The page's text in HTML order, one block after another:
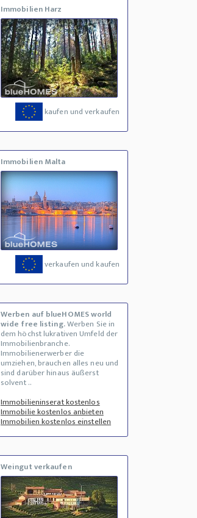
Immobilien Harz
kaufen und verkaufen
Immobilien Malta
verkaufen und kaufen
Werben auf blueHOMES world
wide free listing.Werben Sie in
dem höchst lukrativen Umfeld der
Immobilienbranche.
Immobilienerwerber die
umziehen, brauchen alles neu und
sind darüber hinaus äußerst
solvent ..
Immobilieninserat kostenlos
Immobilie kostenlos anbieten
Immobilien kostenlos einstellen
Weingut verkaufen